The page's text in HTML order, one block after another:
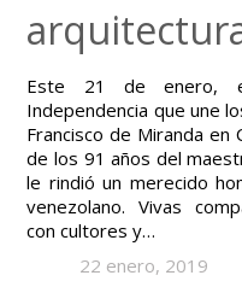
Este 21 de enero,
Independencia que une
Francisco de Miranda en
de los 91 años del
le rindió un merecido
venezolano. Vivas
con cultores y…
22 enero, 2019